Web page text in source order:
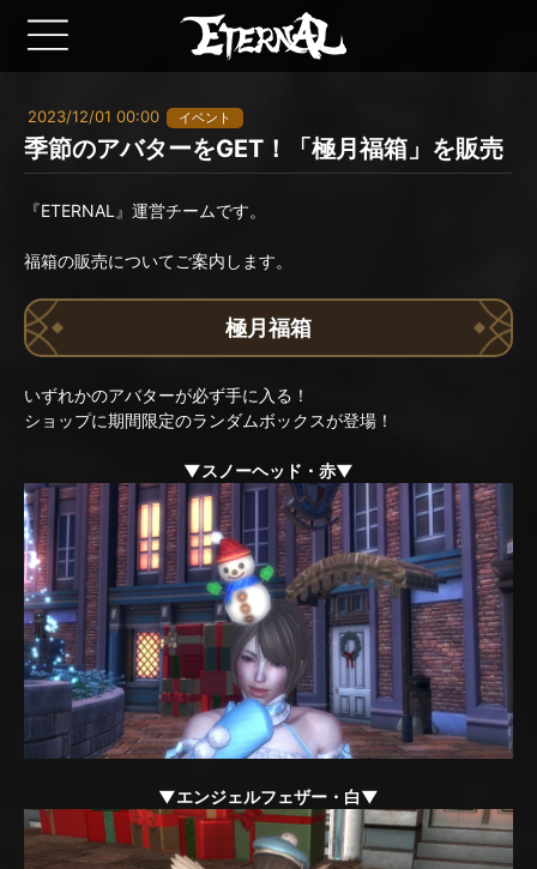
2023/12/01 00:00 イベント
季節のアバターをGET！「極月福箱」を販売
『ETERNAL』運営チームです。
福箱の販売についてご案内します。
極月福箱
いずれかのアバターが必ず手に入る！
ショップに期間限定のランダムボックスが登場！
▼スノーヘッド・赤▼
▼エンジェルフェザー・白▼